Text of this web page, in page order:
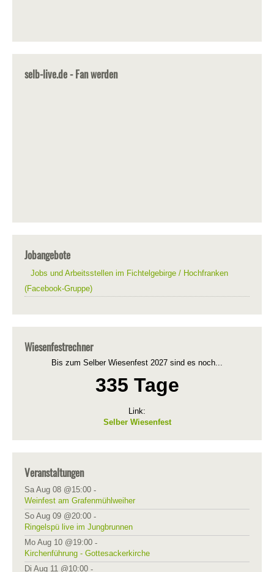
selb-live.de - Fan werden
Jobangebote
Jobs und Arbeitsstellen im Fichtelgebirge / Hochfranken
(Facebook-Gruppe)
Wiesenfestrechner
Bis zum Selber Wiesenfest 2027 sind es noch...
335 Tage
Link:
Selber Wiesenfest
Veranstaltungen
Sa Aug 08 @15:00 -
Weinfest am Grafenmühlweiher
So Aug 09 @20:00 -
Ringelspü live im Jungbrunnen
Mo Aug 10 @19:00 -
Kirchenführung - Gottesackerkirche
Di Aug 11 @10:00 -